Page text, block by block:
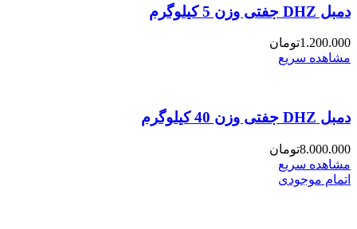
دمبل DHZ جفتی وزن 5 کیلوگرم
تومان1.200.000
مشاهده سریع
دمبل DHZ جفتی وزن 40 کیلوگرم
تومان8.000.000
مشاهده سریع
اتمام موجودی